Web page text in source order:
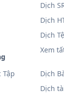
Tập
Dịch
Dịch
Dịch
Dịch
Dịch
Xem